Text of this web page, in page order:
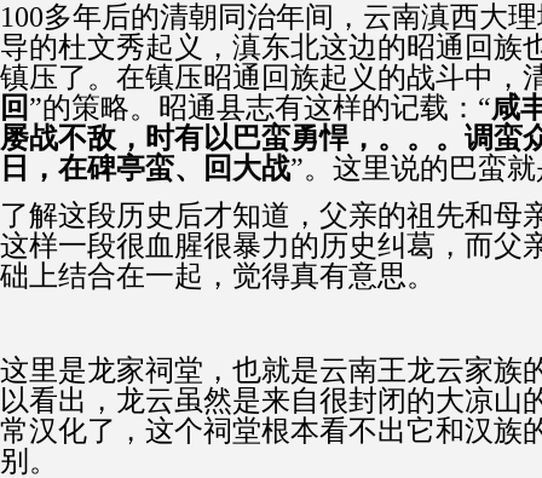
100多年后的清朝同治年间，云南滇西大
导的杜文秀起义，滇东北这边的昭通回族
镇压了。在镇压昭通回族起义的战斗中，
回”的策略。昭通县志有这样的记载：“咸
屡战不敌，时有以巴蛮勇悍，。。。调蛮
日，在碑亭蛮、回大战”。这里说的巴蛮
了解这段历史后才知道，父亲的祖先和母
这样一段很血腥很暴力的历史纠葛，而父
础上结合在一起，觉得真有意思。
这里是龙家祠堂，也就是云南王龙云家族
以看出，龙云虽然是来自很封闭的大凉山
常汉化了，这个祠堂根本看不出它和汉族
别。